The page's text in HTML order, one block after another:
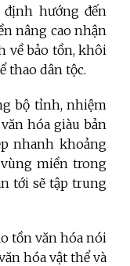
hướng đến
nâng cao nhận
về bảo tồn, khôi
thao dân tộc.
bộ tỉnh, nhiệm
hóa giàu bản
nhanh khoảng
miền trong
tới sẽ tập trung
tồn văn hóa nói
hóa vật thể và